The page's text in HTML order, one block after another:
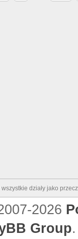
działy jako
2026
Group.